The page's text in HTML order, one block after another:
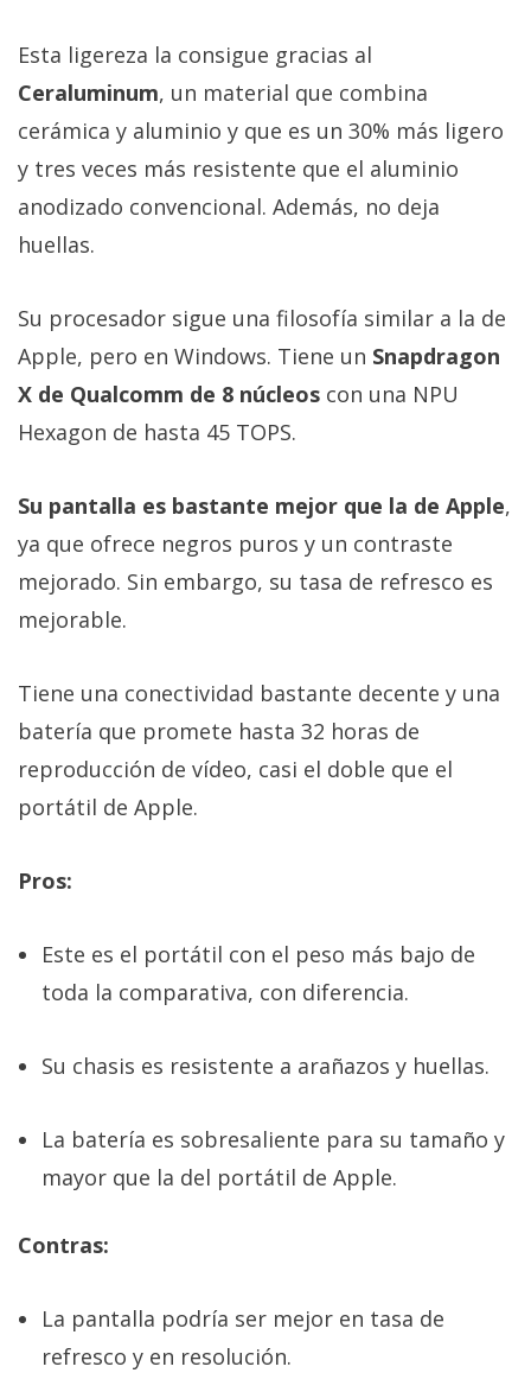
Esta ligereza la consigue gracias al
Ceraluminum, un material que combina
cerámica y aluminio y que es un 30% más ligero
y tres veces más resistente que el aluminio
anodizado convencional. Además, no deja
huellas.
Su procesador sigue una filosofía similar a la de
Apple, pero en Windows. Tiene un Snapdragon
X de Qualcomm de 8 núcleos con una NPU
Hexagon de hasta 45 TOPS.
Su pantalla es bastante mejor que la de Apple,
ya que ofrece negros puros y un contraste
mejorado. Sin embargo, su tasa de refresco es
mejorable.
Tiene una conectividad bastante decente y una
batería que promete hasta 32 horas de
reproducción de vídeo, casi el doble que el
portátil de Apple.
Pros:
Este es el portátil con el peso más bajo de
toda la comparativa, con diferencia.
Su chasis es resistente a arañazos y huellas.
La batería es sobresaliente para su tamaño y
mayor que la del portátil de Apple.
Contras:
La pantalla podría ser mejor en tasa de
refresco y en resolución.